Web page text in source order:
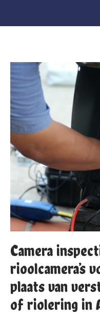
Camera
rioolcamera’s
plaats van
of riolering in